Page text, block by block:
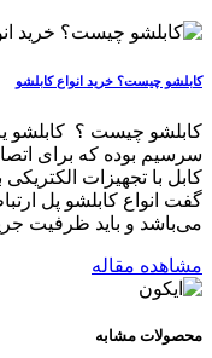
کابلشو چیست؟ خرید انواع کابلشو
سرسیم بوده که برای
کابل با تجهیزات
گفت انواع کابلشو پل
می‌باشد و باید ظرفیت
مشاهده مقاله
محصولات مشابه